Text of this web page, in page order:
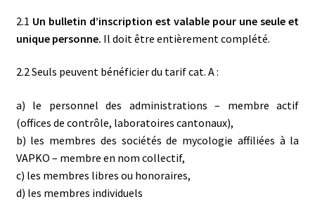
2.1 Un bulletin d’inscription est valable pour une seule et
unique personne. Il doit être entièrement complété.
2.2 Seuls peuvent bénéficier du tarif cat. A :
a) le personnel des administrations – membre actif
(offices de contrôle, laboratoires cantonaux),
b) les membres des sociétés de mycologie affiliées à la
VAPKO – membre en nom collectif,
c) les membres libres ou honoraires,
d) les membres individuels